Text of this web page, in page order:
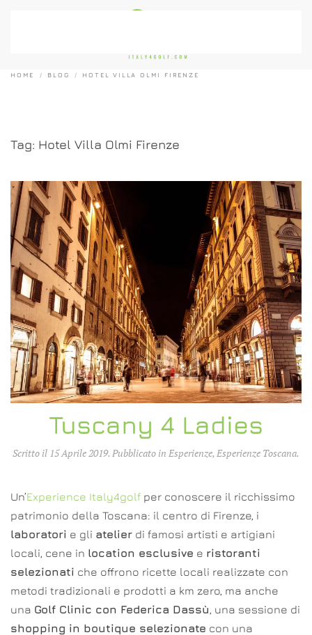
HOME BLOG HOTEL VILLA OLMI FIRENZE
Tag: Hotel Villa Olmi Firenze
Tuscany 4 Ladies
Scritto il 15 Aprile 2019. Pubblicato in Esperienze,Esperienze Toscana.
Un’Experience Italy4golf per conoscere il ricchissimo
patrimonio della Toscana: il centro di Firenze, i
laboratori e gli atelier di famosi artisti e artigiani
locali, cene in location esclusive e ristoranti
selezionati che offrono ricette locali realizzate con
metodi tradizionali e prodotti a km zero, ma anche
una Golf Clinic con Federica Dassù, una sessione di
shopping in boutique selezionate con una